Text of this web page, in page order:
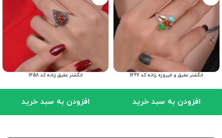
انگشتر عقیق و فیروزه زنانه کد 1267
افزودن به سبد خرید
انگشتر عقیق زنانه کد 1258
افزودن به سبد خرید